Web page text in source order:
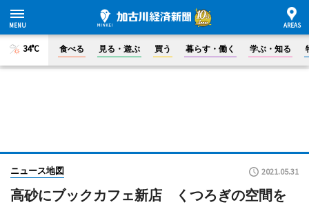
34°C 食べる 見る・遊ぶ 買う 暮らす・働く 学ぶ・知る
ニュース地図 2021.05.31
高砂にブックカフェ新店 くつろぎの空間を